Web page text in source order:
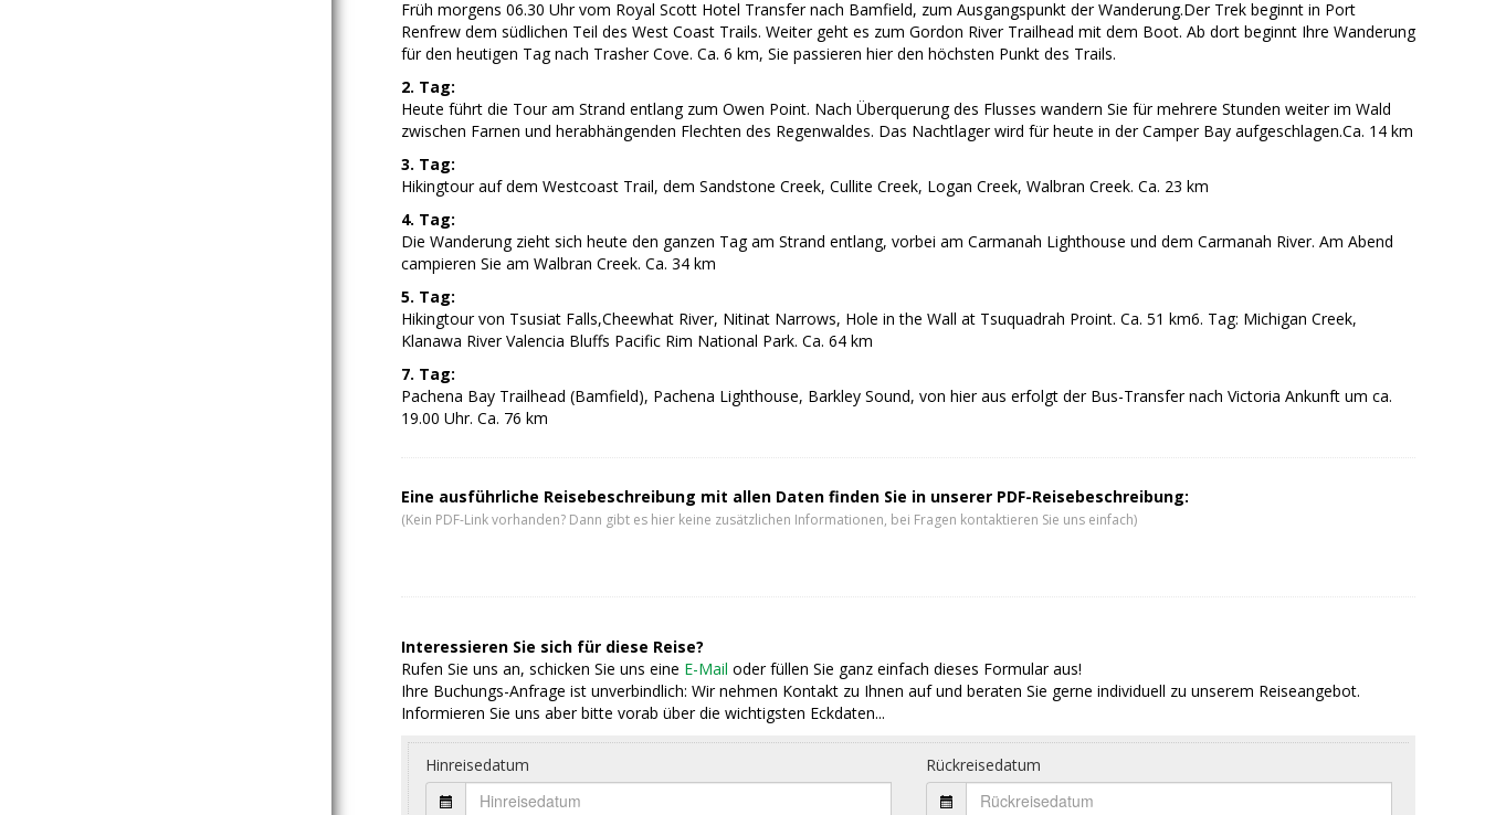
Früh morgens 06.30 Uhr vom Royal Scott Hotel Transfer nach Bamfield, zum Ausgangspunkt der Wanderung.Der Trek beginnt in Port
Renfrew dem südlichen Teil des West Coast Trails. Weiter geht es zum Gordon River Trailhead mit dem Boot. Ab dort beginnt Ihre Wanderung
für den heutigen Tag nach Trasher Cove. Ca. 6 km, Sie passieren hier den höchsten Punkt des Trails.
2. Tag:
Heute führt die Tour am Strand entlang zum Owen Point. Nach Überquerung des Flusses wandern Sie für mehrere Stunden weiter im Wald
zwischen Farnen und herabhängenden Flechten des Regenwaldes. Das Nachtlager wird für heute in der Camper Bay aufgeschlagen.Ca. 14 km
3. Tag:
Hikingtour auf dem Westcoast Trail, dem Sandstone Creek, Cullite Creek, Logan Creek, Walbran Creek. Ca. 23 km
4. Tag:
Die Wanderung zieht sich heute den ganzen Tag am Strand entlang, vorbei am Carmanah Lighthouse und dem Carmanah River. Am Abend
campieren Sie am Walbran Creek. Ca. 34 km
5. Tag:
Hikingtour von Tsusiat Falls,Cheewhat River, Nitinat Narrows, Hole in the Wall at Tsuquadrah Proint. Ca. 51 km6. Tag: Michigan Creek,
Klanawa River Valencia Bluffs Pacific Rim National Park. Ca. 64 km
7. Tag:
Pachena Bay Trailhead (Bamfield), Pachena Lighthouse, Barkley Sound, von hier aus erfolgt der Bus-Transfer nach Victoria Ankunft um ca.
19.00 Uhr. Ca. 76 km
Eine ausführliche Reisebeschreibung mit allen Daten finden Sie in unserer PDF-Reisebeschreibung:
(Kein PDF-Link vorhanden? Dann gibt es hier keine zusätzlichen Informationen, bei Fragen kontaktieren Sie uns einfach)
Interessieren Sie sich für diese Reise?
Rufen Sie uns an, schicken Sie uns eine E-Mail oder füllen Sie ganz einfach dieses Formular aus!
Ihre Buchungs-Anfrage ist unverbindlich: Wir nehmen Kontakt zu Ihnen auf und beraten Sie gerne individuell zu unserem Reiseangebot.
Informieren Sie uns aber bitte vorab über die wichtigsten Eckdaten...